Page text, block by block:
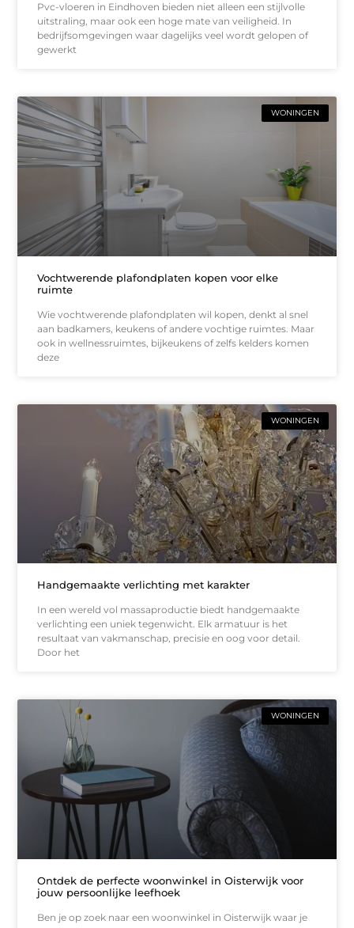
Pvc-vloeren in Eindhoven bieden niet alleen een stijlvolle
uitstraling, maar ook een hoge mate van veiligheid. In
bedrijfsomgevingen waar dagelijks veel wordt gelopen of
gewerkt
WONINGEN
Vochtwerende plafondplaten kopen voor elke
ruimte
Wie vochtwerende plafondplaten wil kopen, denkt al snel
aan badkamers, keukens of andere vochtige ruimtes. Maar
ook in wellnessruimtes, bijkeukens of zelfs kelders komen
deze
WONINGEN
Handgemaakte verlichting met karakter
In een wereld vol massaproductie biedt handgemaakte
verlichting een uniek tegenwicht. Elk armatuur is het
resultaat van vakmanschap, precisie en oog voor detail.
Door het
WONINGEN
Ontdek de perfecte woonwinkel in Oisterwijk voor
jouw persoonlijke leefhoek
Ben je op zoek naar een woonwinkel in Oisterwijk waar je